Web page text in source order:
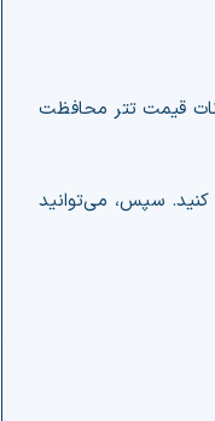
قیمت تتر محافظت
کنید. سپس، می‌توانید